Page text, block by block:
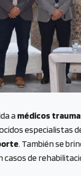
amédicos
especialistas
. También se
casos de